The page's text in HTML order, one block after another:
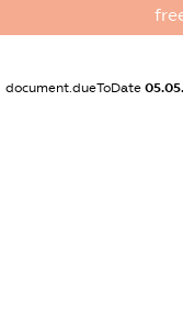
document.dueToDate